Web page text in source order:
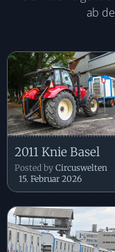
ab
2011 Knie Basel
Posted by Circuswelten
15. Februar 2026